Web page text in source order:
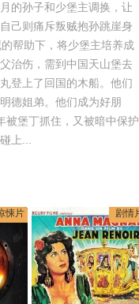
的孙子和少堡主调换，让
己则痛斥叛贼抱孙跳崖身
帮助下，将少堡主培养成
治伤，需到中国天山堡去
登上了回国的木船。他们
德姐弟。他们成为好朋
被堡丁抓住，又被暗中保护
上...
悚片 剧情